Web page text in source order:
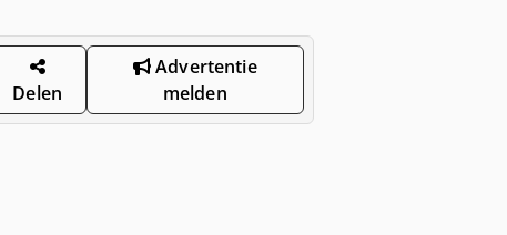
Delen
Advertentie
melden